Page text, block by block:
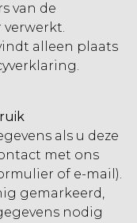
van de
alleen plaats
als u deze
met ons
of e-mail).
gemarkeerd,
nodig